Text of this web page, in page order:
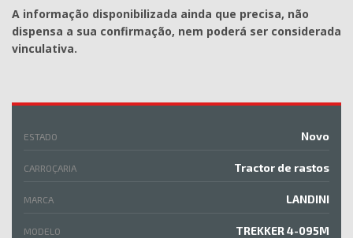
A informação disponibilizada ainda que precisa, não
dispensa a sua confirmação, nem poderá ser considerada
vinculativa.
ESTADO Novo
CARROÇARIA Tractor de rastos
MARCA LANDINI
MODELO TREKKER 4-095M